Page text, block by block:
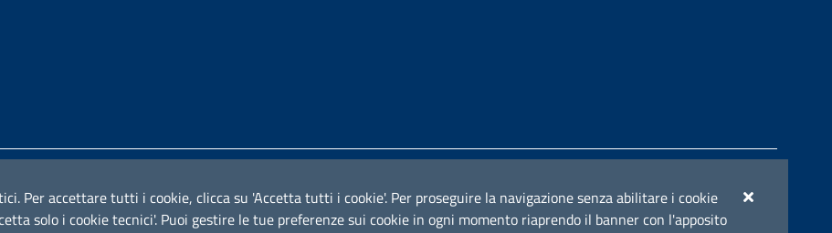
Per accettare tutti i cookie, clicca su 'Accetta tutti i cookie'. Per proseguire la navigazione senza abilitare i cookie
solo i cookie tecnici'. Puoi gestire le tue preferenze sui cookie in ogni momento riaprendo il banner con l'apposito